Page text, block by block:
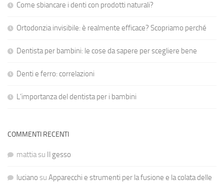
Come sbiancare i denti con prodotti naturali?
Ortodonzia invisibile: è realmente efficace? Scopriamo perché
Dentista per bambini: le cose da sapere per scegliere bene
Denti e ferro: correlazioni
L’importanza del dentista per i bambini
COMMENTI RECENTI
mattiasu Il gesso
luciano su Apparecchi e strumenti per la fusione e la colata delle